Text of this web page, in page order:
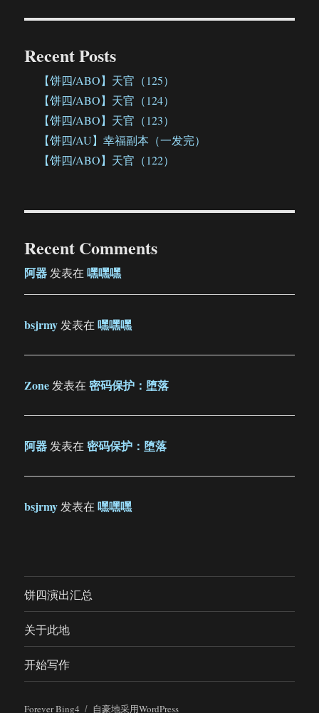
Recent Posts
【饼四/ABO】天官（125）
【饼四/ABO】天官（124）
【饼四/ABO】天官（123）
【饼四/AU】幸福副本（一发完）
【饼四/ABO】天官（122）
Recent Comments
阿器发表在嘿嘿嘿
bsjrmy发表在嘿嘿嘿
Zone发表在密码保护：堕落
阿器发表在密码保护：堕落
bsjrmy发表在嘿嘿嘿
饼四演出汇总
关于此地
开始写作
Forever Bing4 自豪地采用WordPress